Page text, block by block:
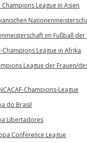
Champions League in Asien
im Fußball der
Champions League in Afrika
League der Frauen/
Champions-League
do Brasil
Libertadores
Conference League